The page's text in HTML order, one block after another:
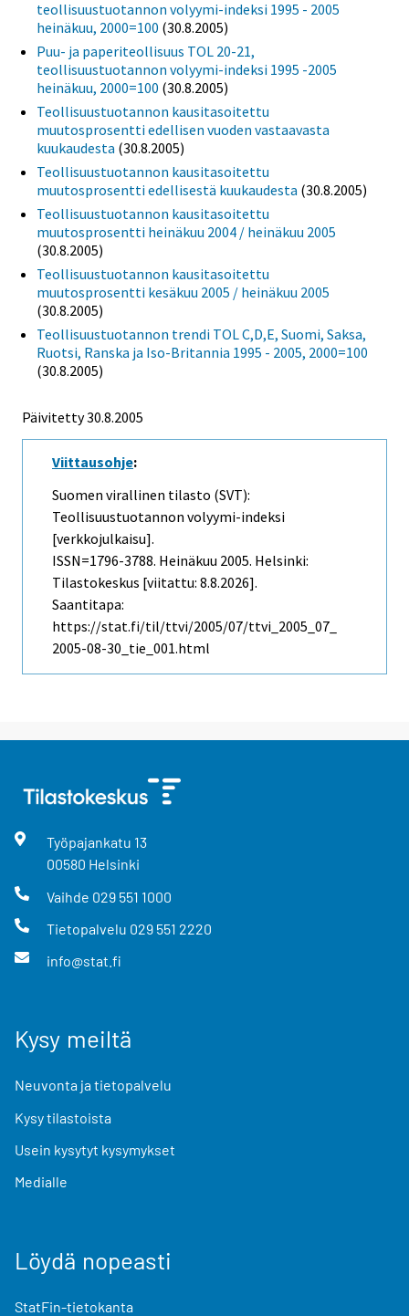
teollisuustuotannon volyymi-indeksi 1995 - 2005
heinäkuu, 2000=100 (30.8.2005)
Puu- ja paperiteollisuus TOL 20-21,
teollisuustuotannon volyymi-indeksi 1995 -2005
heinäkuu, 2000=100 (30.8.2005)
Teollisuustuotannon kausitasoitettu
muutosprosentti edellisen vuoden vastaavasta
kuukaudesta (30.8.2005)
Teollisuustuotannon kausitasoitettu
muutosprosentti edellisestä kuukaudesta (30.8.2005)
Teollisuustuotannon kausitasoitettu
muutosprosentti heinäkuu 2004 / heinäkuu 2005
(30.8.2005)
Teollisuustuotannon kausitasoitettu
muutosprosentti kesäkuu 2005 / heinäkuu 2005
(30.8.2005)
Teollisuustuotannon trendi TOL C,D,E, Suomi, Saksa,
Ruotsi, Ranska ja Iso-Britannia 1995 - 2005, 2000=100
(30.8.2005)
Päivitetty30.8.2005
Viittausohje:
Suomen virallinen tilasto (SVT):
Teollisuustuotannon volyymi-indeksi
[verkkojulkaisu].
ISSN=1796-3788. Heinäkuu 2005. Helsinki:
Tilastokeskus [viitattu: 8.8.2026].
Saantitapa:
https://stat.fi/til/ttvi/2005/07/ttvi_2005_07_
2005-08-30_tie_001.html
Työpajankatu 13
00580 Helsinki
Vaihde 029 551 1000
Tietopalvelu 029 551 2220
info@stat.fi
Kysy meiltä
Neuvonta ja tietopalvelu
Kysy tilastoista
Usein kysytyt kysymykset
Medialle
Löydä nopeasti
StatFin-tietokanta